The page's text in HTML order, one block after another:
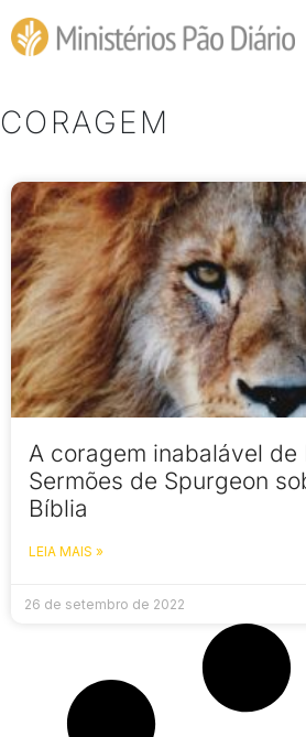
CORAGEM
A coragem inabalável
Sermões de Spurgeon
Bíblia
LEIA MAIS »
26 de setembro de 2022